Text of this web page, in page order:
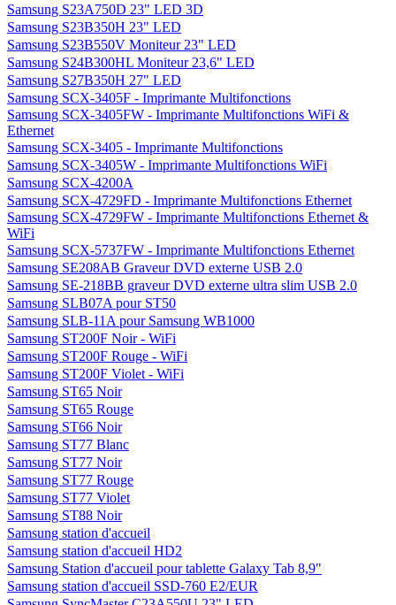
Samsung S23A750D 23" LED 3D
Samsung S23B350H 23" LED
Samsung S23B550V Moniteur 23" LED
Samsung S24B300HL Moniteur 23,6" LED
Samsung S27B350H 27" LED
Samsung SCX-3405F - Imprimante Multifonctions
Samsung SCX-3405FW - Imprimante Multifonctions WiFi &
Ethernet
Samsung SCX-3405 - Imprimante Multifonctions
Samsung SCX-3405W - Imprimante Multifonctions WiFi
Samsung SCX-4200A
Samsung SCX-4729FD - Imprimante Multifonctions Ethernet
Samsung SCX-4729FW - Imprimante Multifonctions Ethernet &
WiFi
Samsung SCX-5737FW - Imprimante Multifonctions Ethernet
Samsung SE208AB Graveur DVD externe USB 2.0
Samsung SE-218BB graveur DVD externe ultra slim USB 2.0
Samsung SLB07A pour ST50
Samsung SLB-11A pour Samsung WB1000
Samsung ST200F Noir - WiFi
Samsung ST200F Rouge - WiFi
Samsung ST200F Violet - WiFi
Samsung ST65 Noir
Samsung ST65 Rouge
Samsung ST66 Noir
Samsung ST77 Blanc
Samsung ST77 Noir
Samsung ST77 Rouge
Samsung ST77 Violet
Samsung ST88 Noir
Samsung station d'accueil
Samsung station d'accueil HD2
Samsung Station d'accueil pour tablette Galaxy Tab 8,9"
Samsung station d'accueil SSD-760 E2/EUR